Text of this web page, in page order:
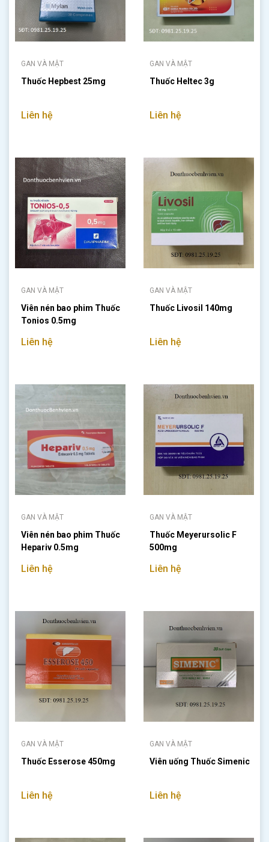
GAN VÀ MẬT
Thuốc Hepbest 25mg
Liên hệ
GAN VÀ MẬT
Thuốc Heltec 3g
Liên hệ
GAN VÀ MẬT
Viên nén bao phim Thuốc
Tonios 0.5mg
Liên hệ
GAN VÀ MẬT
Thuốc Livosil 140mg
Liên hệ
GAN VÀ MẬT
Viên nén bao phim Thuốc
Hepariv 0.5mg
Liên hệ
GAN VÀ MẬT
Thuốc Meyerursolic F
500mg
Liên hệ
GAN VÀ MẬT
Thuốc Esserose 450mg
Liên hệ
GAN VÀ MẬT
Viên uống Thuốc Simenic
Liên hệ